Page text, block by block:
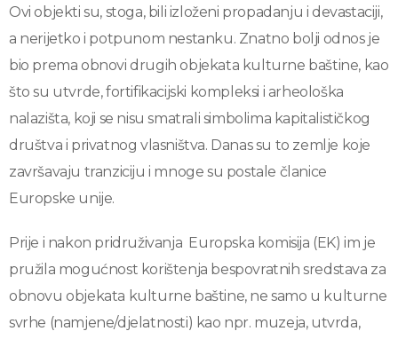
Ovi objekti su, stoga, bili izloženi propadanju i devastaciji,
a nerijetko i potpunom nestanku. Znatno bolji odnos je
bio prema obnovi drugih objekata kulturne baštine, kao
što su utvrde, fortifikacijski kompleksi i arheološka
nalazišta, koji se nisu smatrali simbolima kapitalističkog
društva i privatnog vlasništva. Danas su to zemlje koje
završavaju tranziciju i mnoge su postale članice
Europske unije.
Prije i nakon pridruživanja Europska komisija (EK) im je
pružila mogućnost korištenja bespovratnih sredstava za
obnovu objekata kulturne baštine, ne samo u kulturne
svrhe (namjene/djelatnosti) kao npr. muzeja, utvrda,